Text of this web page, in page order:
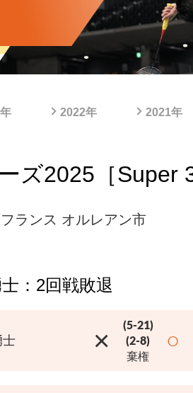
2022年 2021年
ズ2025［Super
フランス オルレアン市
：2回戦敗退
士 ×
(5-21)
(2-8)
棄権
○